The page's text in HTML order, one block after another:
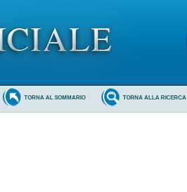
TORNA ALLA RICERCA
TORNA AL SOMMARIO